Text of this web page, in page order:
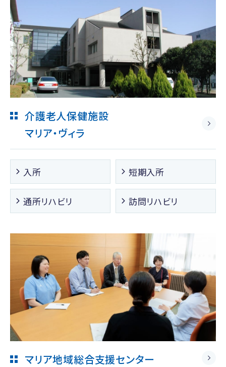
介護老人保健施設
マリア・ヴィラ
入所 短期入所
通所リハビリ 訪問リハビリ
マリア地域総合支援センター